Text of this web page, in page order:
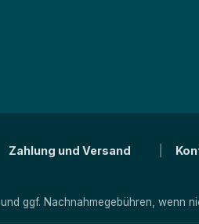
Zahlung und Versand
und ggf. Nachnahmegebühren, wenn